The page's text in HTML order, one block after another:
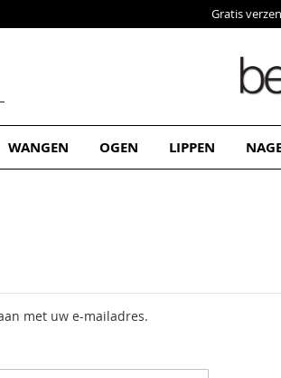
Gratis
WANGEN OGEN LIPPEN
met uw e-mailadres.